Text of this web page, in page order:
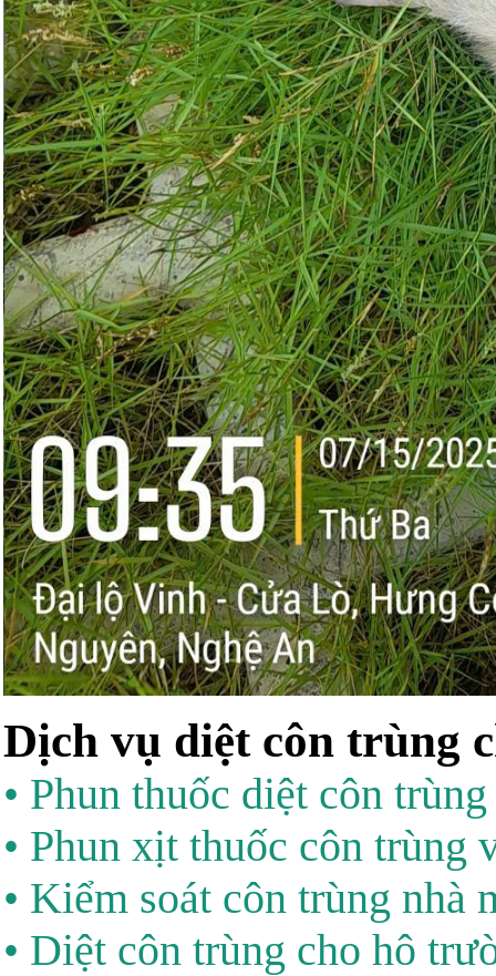
Dịch vụ diệt côn trùng
• Phun thuốc diệt côn
• Phun xịt thuốc côn trùng
• Kiểm soát côn trùng
• Diệt côn trùng cho hô